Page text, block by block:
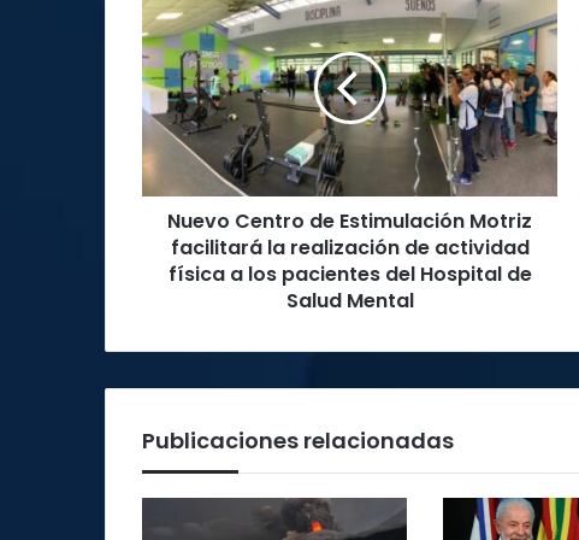
Centro
de
Estimulación
Motriz
facilitará
realización
de
actividad
física
de
Mental
Nuevo Centro de Estimulación Motriz
facilitará la realización de actividad
física a los pacientes del Hospital de
Salud Mental
Publicaciones relacionadas